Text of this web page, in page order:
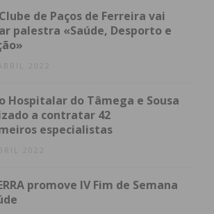
de Paços de Ferreira vai
palestra «Saúde, Desporto e
2022
Hospitalar do Tâmega e Sousa
a contratar 42
especialistas
2022
promove IV Fim de Semana